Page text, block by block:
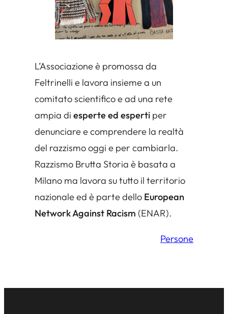
L’Associazione è promossa da
Feltrinelli e lavora insieme a un
comitato scientifico e ad una rete
ampia di esperte ed esperti per
denunciare e comprendere la realtà
del razzismo oggi e per cambiarla.
Razzismo Brutta Storia è basata a
Milano ma lavora su tutto il territorio
nazionale ed è parte dello European
Network Against Racism (ENAR).
Persone